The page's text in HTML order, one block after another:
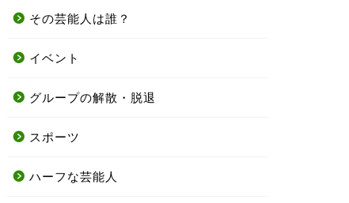
その芸能人は誰？
イベント
グループの解散・脱退
スポーツ
ハーフな芸能人